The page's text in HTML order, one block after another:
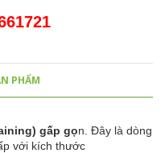
PHẨM
gấp gọn. Đây là dòng
với kích thước